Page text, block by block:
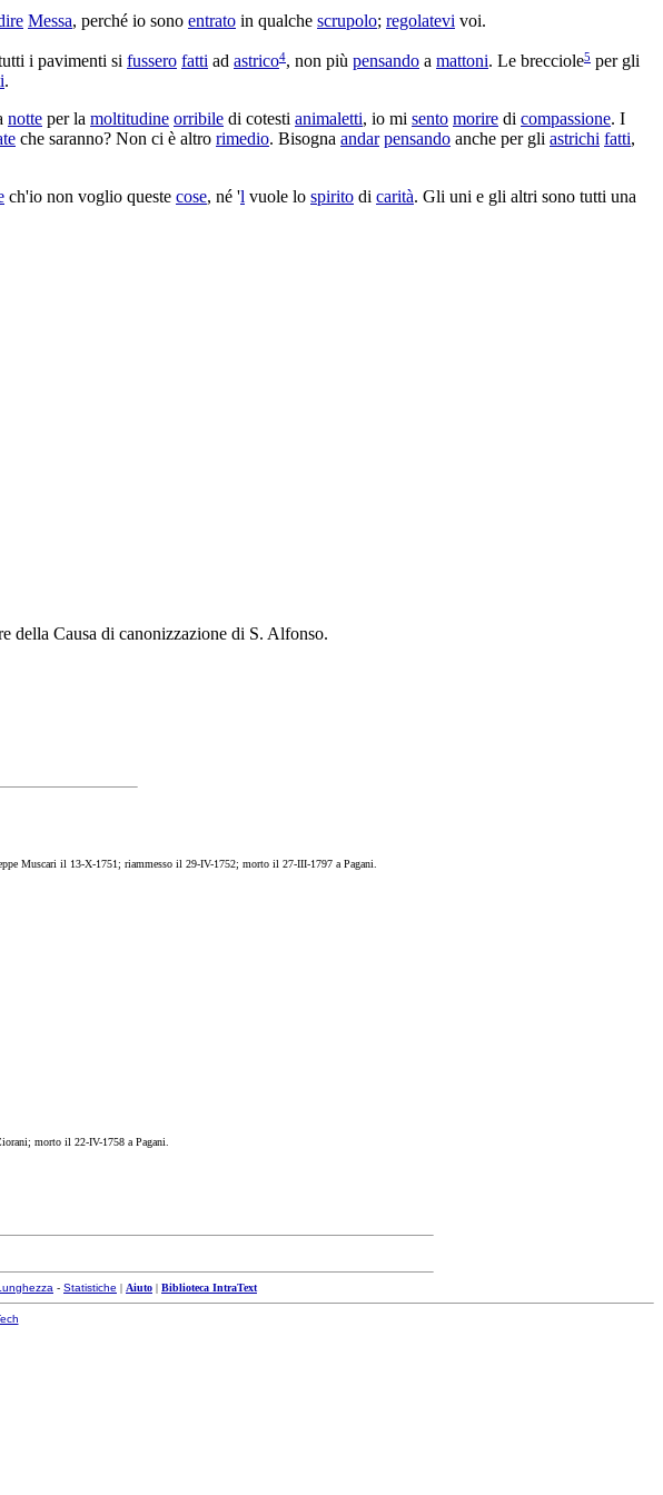
Messa, perché io sono entrato in qualche scrupolo; regolatevi voi.
i pavimenti si fussero fatti ad astrico4, non più pensando a mattoni. Le brecciole5 per gli
.
notte per la moltitudine orribile di cotesti animaletti, io mi sento morire di compassione. I
che saranno? Non ci è altro rimedio. Bisogna andar pensando anche per gli astrichi fatti,
ch'io non voglio queste cose, né 'l vuole lo spirito di carità. Gli uni e gli altri sono tutti una
della Causa di canonizzazione di S. Alfonso.
Muscari il 13-X-1751; riammesso il 29-IV-1752; morto il 27-III-1797 a Pagani.
morto il 22-IV-1758 a Pagani.
- Statistiche | Aiuto | Biblioteca IntraText